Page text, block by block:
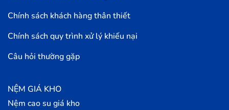
Chính sách khách hàng thân thiết
Chính sách quy trình xử lý khiếu nại
Câu hỏi thường gặp
NỆM GIÁ KHO
Nệm cao su giá kho